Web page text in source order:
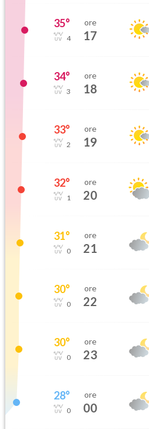
35°
4
ore
17
34°
3
ore
18
33°
2
ore
19
32°
1
ore
20
31°
0
ore
21
30°
0
ore
22
30°
0
ore
23
28°
0
ore
00